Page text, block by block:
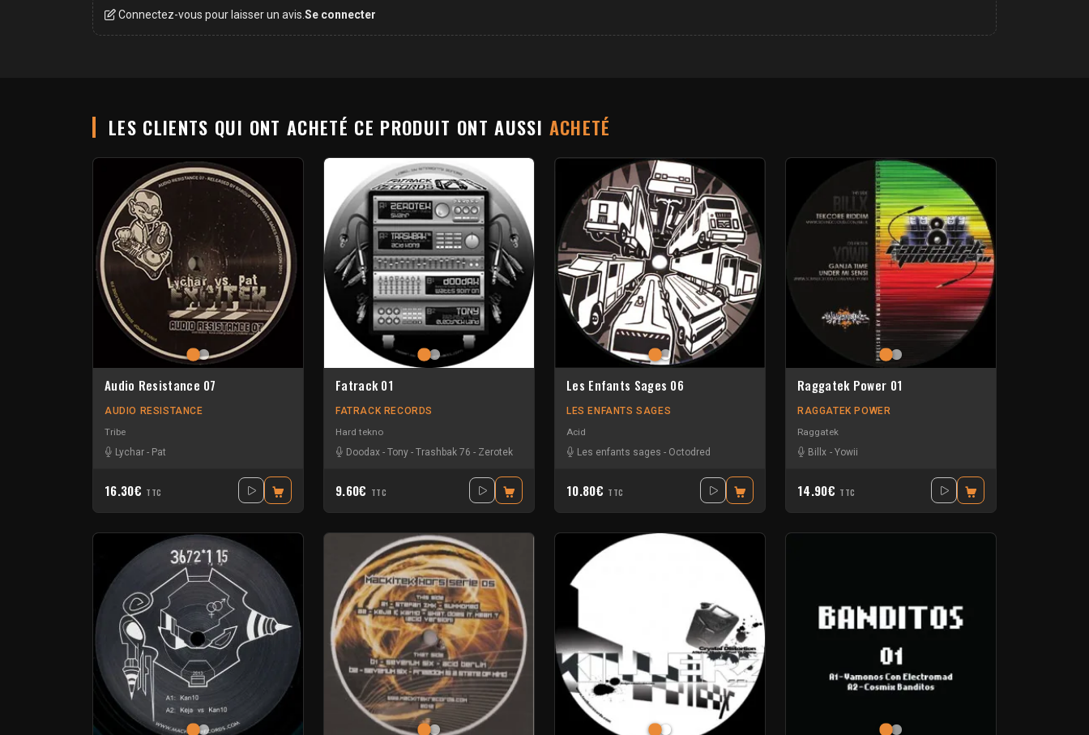
Connectez-vous pour laisser un avis.Se connecter
LES CLIENTS QUI ONT ACHETÉ CE PRODUIT ONT AUSSI ACHETÉ
Audio Resistance 07
AUDIO RESISTANCE
Tribe
Lychar - Pat
16.30€ TTC
Fatrack 01
FATRACK RECORDS
Hard tekno
Doodax - Tony - Trashbak 76 - Zerotek
9.60€ TTC
Les Enfants Sages 06
LES ENFANTS SAGES
Acid
Les enfants sages - Octodred
10.80€ TTC
Raggatek Power 01
RAGGATEK POWER
Raggatek
Billx - Yowii
14.90€ TTC